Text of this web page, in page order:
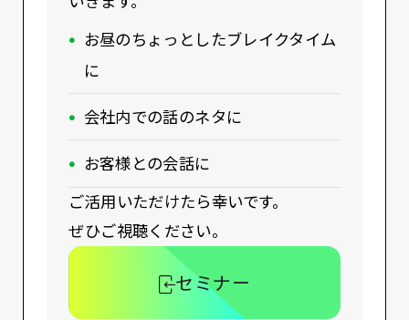
お昼のちょっとしたブレイクタイム
に
会社内での話のネタに
お客様との会話に
ご活用いただけたら幸いです。
ぜひご視聴ください。
セミナー